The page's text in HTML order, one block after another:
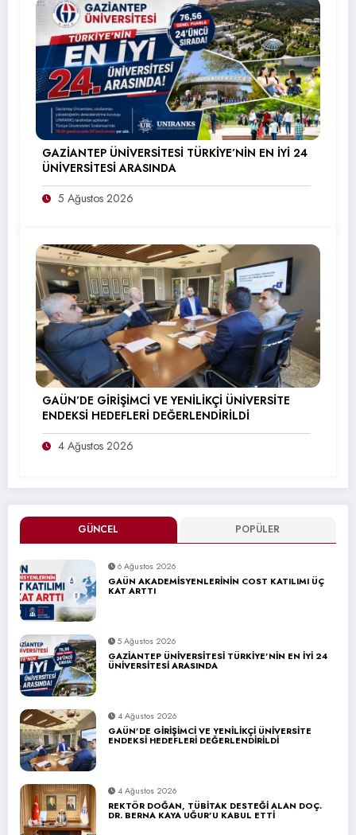
GÜNCEL POPÜLER
6 Ağustos 2026
GAÜN AKADEMİSYENLERİNİN COST KATILIMI ÜÇ
KAT ARTTI
5 Ağustos 2026
GAZİANTEP ÜNİVERSİTESİ TÜRKİYE’NİN EN İYİ 24
ÜNİVERSİTESİ ARASINDA
4 Ağustos 2026
GAÜN’DE GİRİŞİMCİ VE YENİLİKÇİ ÜNİVERSİTE
ENDEKSİ HEDEFLERİ DEĞERLENDİRİLDİ
4 Ağustos 2026
REKTÖR DOĞAN, TÜBİTAK DESTEĞİ ALAN DOÇ.
DR. BERNA KAYA UĞUR’U KABUL ETTİ
GAZİANTEP ÜNİVERSİTESİ TÜRKİYE’NİN EN İYİ 24
ÜNİVERSİTESİ ARASINDA
5 Ağustos 2026
GAÜN’DE GİRİŞİMCİ VE YENİLİKÇİ ÜNİVERSİTE
ENDEKSİ HEDEFLERİ DEĞERLENDİRİLDİ
4 Ağustos 2026